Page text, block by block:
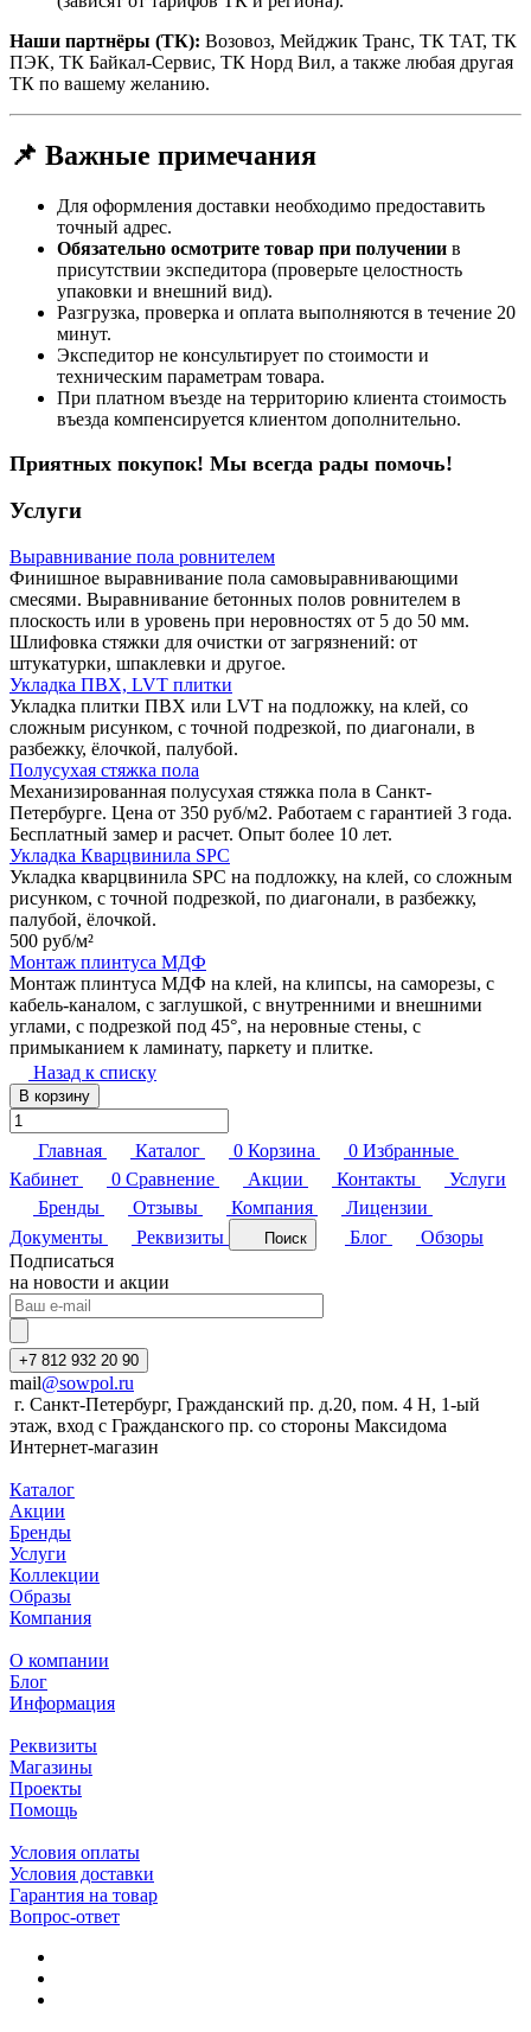
Наши партнёры (ТК): Возовоз, Мейджик Транс, ТК ТАТ, ТК
ПЭК, ТК Байкал-Сервис, ТК Норд Вил, а также любая другая
ТК по вашему желанию.
📌 Важные примечания
Для оформления доставки необходимо предоставить
точный адрес.
Обязательно осмотрите товар при получении в
присутствии экспедитора (проверьте целостность
упаковки и внешний вид).
Разгрузка, проверка и оплата выполняются в течение 20
минут.
Экспедитор не консультирует по стоимости и
техническим параметрам товара.
При платном въезде на территорию клиента стоимость
въезда компенсируется клиентом дополнительно.
Приятных покупок! Мы всегда рады помочь!
Услуги
Выравнивание пола ровнителем
Финишное выравнивание пола самовыравнивающими
смесями. Выравнивание бетонных полов ровнителем в
плоскость или в уровень при неровностях от 5 до 50 мм.
Шлифовка стяжки для очистки от загрязнений: от
штукатурки, шпаклевки и другое.
Укладка ПВХ, LVT плитки
Укладка плитки ПВХ или LVT на подложку, на клей, со
сложным рисунком, с точной подрезкой, по диагонали, в
разбежку, ёлочкой, палубой.
Полусухая стяжка пола
Механизированная полусухая стяжка пола в Санкт-
Петербурге. Цена от 350 руб/м2. Работаем с гарантией 3 года.
Бесплатный замер и расчет. Опыт более 10 лет.
Укладка Кварцвинила SPC
Укладка кварцвинила SPC на подложку, на клей, со сложным
рисунком, с точной подрезкой, по диагонали, в разбежку,
палубой, ёлочкой.
500 руб/м²
Монтаж плинтуса МДФ
Монтаж плинтуса МДФ на клей, на клипсы, на саморезы, с
кабель-каналом, с заглушкой, с внутренними и внешними
углами, с подрезкой под 45°, на неровные стены, с
примыканием к ламинату, паркету и плитке.
Назад к списку
В корзину
Главная Каталог 0 Корзина 0 Избранные
Кабинет
0 Сравнение Акции Контакты
Услуги
Бренды
Отзывы Компания
Лицензии
Документы
Реквизиты Поиск Блог
Обзоры
Подписаться
на новости и акции
+7 812 932 20 90
mail@sowpol.ru
г. Санкт-Петербург, Гражданский пр. д.20, пом. 4 Н, 1-ый
этаж, вход с Гражданского пр. со стороны Максидома
Интернет-магазин
Каталог
Акции
Бренды
Услуги
Коллекции
Образы
Компания
О компании
Блог
Информация
Реквизиты
Магазины
Проекты
Помощь
Условия оплаты
Условия доставки
Гарантия на товар
Вопрос-ответ